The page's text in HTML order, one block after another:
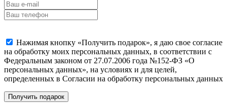
Нажимая кнопку «Получить подарок», я даю свое согласие
на обработку моих персональных данных, в соответствии с
Федеральным законом от 27.07.2006 года №152-ФЗ «О
персональных данных», на условиях и для целей,
определенных в Согласии на обработку персональных данных